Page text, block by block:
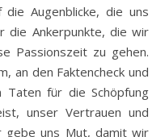
Augenblicke, die uns
die Ankerpunkte, die wir
Passionszeit zu gehen.
an den Faktencheck und
für die Schöpfung
unser Vertrauen und
gebe uns Mut, damit wir